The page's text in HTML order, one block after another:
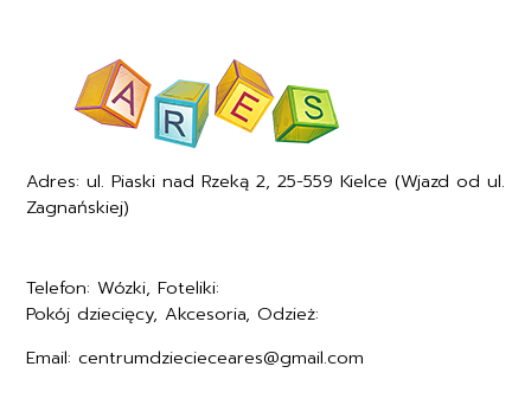
Adres: ul. Piaski nad Rzeką 2, 25-559 Kielce (Wjazd od ul.
Zagnańskiej)
Telefon: Wózki, Foteliki:
Pokój dziecięcy, Akcesoria, Odzież:
Email: centrumdziecieceares@gmail.com